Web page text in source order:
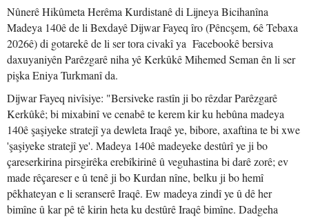
Nûnerê Hikûmeta Herêma Kurdistanê di Lijneya Bicihanîna
Madeya 140ê de li Bexdayê Dijwar Fayeq îro (Pêncşem, 6ê Tebaxa
2026ê) di gotarekê de li ser tora civakî ya Facebookê bersiva
daxuyaniyên Parêzgarê niha yê Kerkûkê Mihemed Seman ên li ser
pişka Eniya Turkmanî da.
Dijwar Fayeq nivîsiye: "Bersiveke rastîn ji bo rêzdar Parêzgarê
Kerkûkê; bi mixabinî ve cenabê te kerem kir ku hebûna madeya
140ê şaşiyeke stratejî ya dewleta Iraqê ye, bibore, axaftina te bi xwe
'şaşiyeke stratejî ye'. Madeya 140ê madeyeke destûrî ye ji bo
çareserkirina pirsgirêka erebîkirinê û veguhastina bi darê zorê; ev
made rêçareser e û tenê ji bo Kurdan nîne, belku ji bo hemî
pêkhateyan e li seranserê Iraqê. Ew madeya zindî ye û dê her
bimîne û kar pê tê kirin heta ku destûrê Iraqê bimîne. Dadgeha